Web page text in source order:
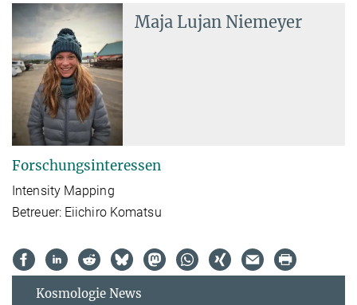
Maja Lujan Niemeyer
Forschungsinteressen
Intensity Mapping
Betreuer: Eiichiro Komatsu
Kosmologie News